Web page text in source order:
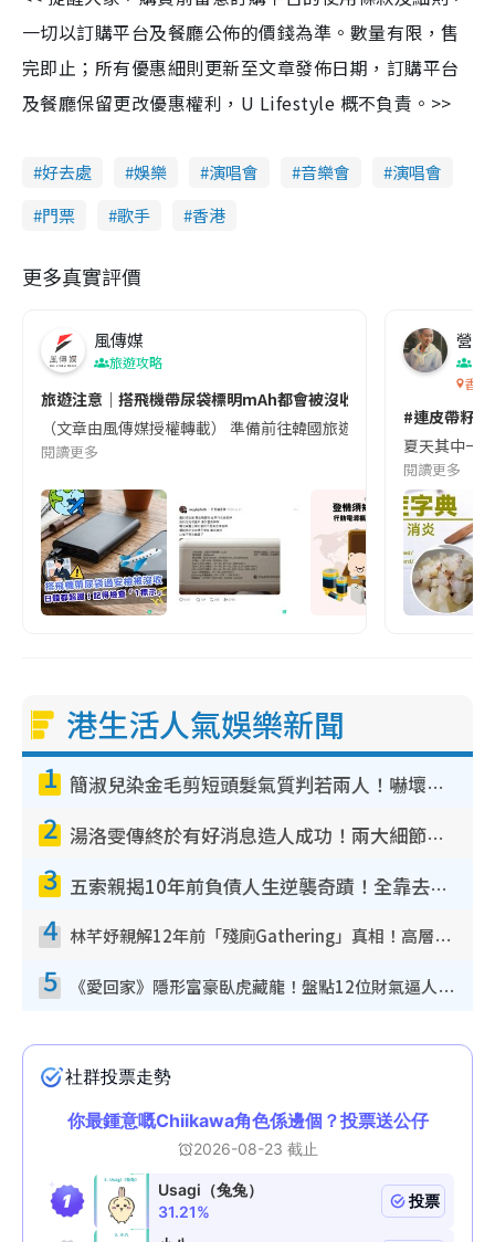
一切以訂購平台及餐廳公佈的價錢為準。數量有限，售
完即止；所有優惠細則更新至文章發佈日期，訂購平台
及餐廳保留更改優惠權利，U Lifestyle 概不負責。>>
好去處 娛樂 演唱會 音樂會
演唱會
門票
歌手 香港
更多真實評價
風傳媒
旅遊攻略
旅遊注意｜搭飛機帶尿袋標明mAh都會被沒收😱出發前切記檢查
（文章由風傳媒授權轉載） 準備前往韓國旅遊的民眾，近期要
閱讀更多
營養
香港
#連皮帶籽
夏天其中一
閱讀更多
港生活人氣娛樂新聞
1 簡淑兒染金毛剪短頭髮氣質判若兩人！嚇壞老公麥大力都認唔出：「你做咩事？」
2 湯洛雯傳終於有好消息造人成功！兩大細節曝孕味極濃惹猜測：大肚婆先會咁！
3 五索親揭10年前負債人生逆襲奇蹟！全靠去一地方轉運後即遇上馬先生
4 林芊妤親解12年前「殘廁Gathering」真相！高層解約一句話重創尊嚴至今拒返TVB
5 《愛回家》隱形富豪臥虎藏龍！盤點12位財氣逼人的有錢藝人：呢位靚女3億身家唔憂做